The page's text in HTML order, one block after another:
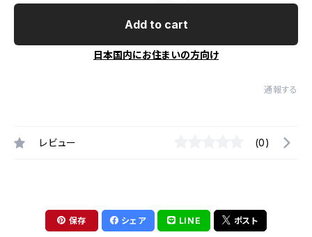
Add to cart
日本国内にお住まいの方向け
通報する
レビュー (0)
保存 シェア LINE ポスト